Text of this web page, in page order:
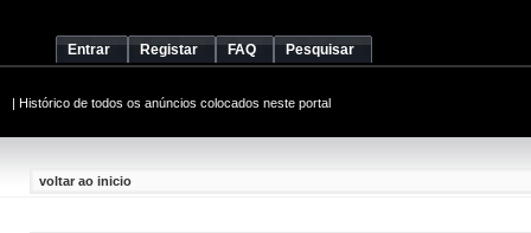
Entrar Registar FAQ Pesquisar
| Histórico de todos os anúncios colocados neste portal
voltar ao inicio